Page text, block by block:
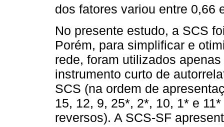
dos fatores variou entre 0,66
No presente estudo, a SCS
Porém, para simplificar e
rede, foram utilizados
instrumento curto de
SCS (na ordem de
15, 12, 9, 25*, 2*, 10, 1* e
reversos). A SCS-SF